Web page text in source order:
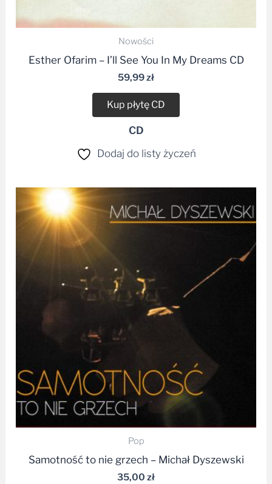
Nowości
Esther Ofarim – I’ll See You In My Dreams CD
59,99zł
Kup płytę CD
CD
Dodaj do listy życzeń
Pop
Samotność to nie grzech – Michał Dyszewski
35,00 zł